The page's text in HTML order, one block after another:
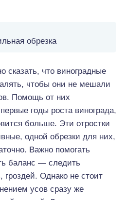
обрезка
сказать, что виноградные
чтобы они не мешали
Помощь от них
годы роста винограда,
больше. Эти отростки
одной обрезки для них,
Важно помогать
баланс — следить
Однако не стоит
усов сразу же